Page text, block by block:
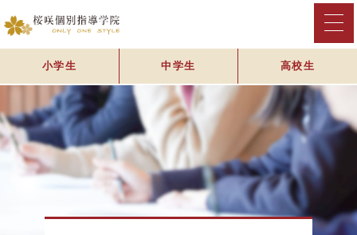
小学生 中学生 高校生